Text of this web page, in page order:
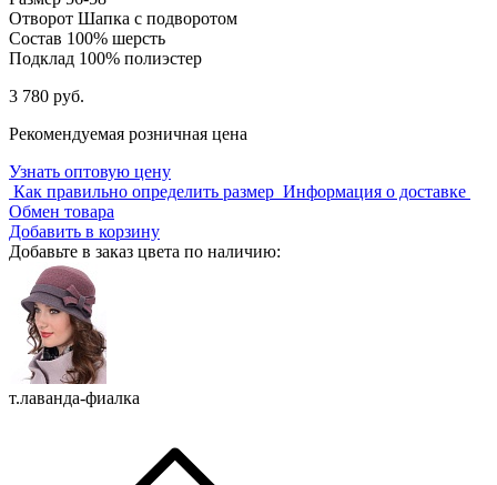
Отворот Шапка с подворотом
Состав 100% шерсть
Подклад 100% полиэстер
3 780 руб.
Рекомендуемая розничная цена
Узнать оптовую цену
Как правильно определить размер Информация о доставке
Обмен товара
Добавить в корзину
Добавьте в заказ цвета по наличию:
т.лаванда-фиалка